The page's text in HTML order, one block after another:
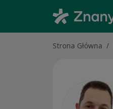
Strona Główna